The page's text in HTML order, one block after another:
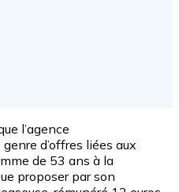
l’agence
d’offres liées aux
de 53 ans à la
proposer par son